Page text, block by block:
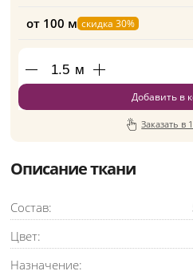
от 100 м скидка 30%
м
Добавить в
Заказать в
Описание ткани
Состав:
Цвет:
Назначение: